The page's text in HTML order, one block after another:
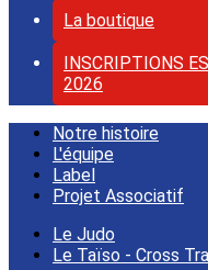
La boutique
INSCRIPTIONS
2026
Notre histoire
L'équipe
Label
Projet Associatif
Le Judo
Le Taïso - Cross